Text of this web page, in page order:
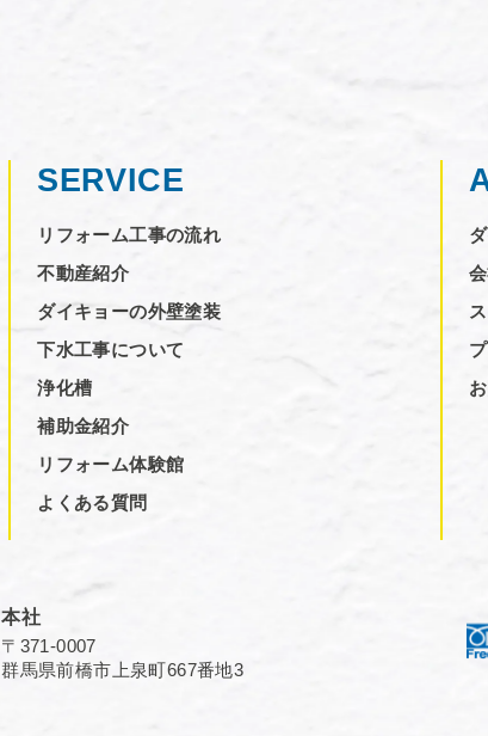
SERVICE
リフォーム工事の流れ
不動産紹介
ダイキョーの外壁塗装
下水工事について
浄化槽
補助金紹介
リフォーム体験館
よくある質問
本社
〒371-0007
群馬県前橋市上泉町667番地3